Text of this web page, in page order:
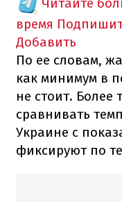
время
Добавить
По ее словам,
как минимум в
не стоит. Более
сравнивать
Украине с
фиксируют по